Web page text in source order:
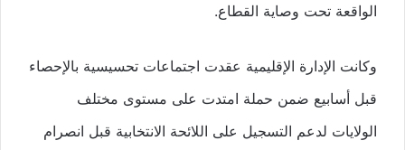
الواقعة تحت وصاية القطاع.
وكانت الإدارة الإقليمية عقدت اجتماعات تحسيسية بالإحصاء
قبل أسابيع ضمن حملة امتدت على مستوى مختلف
الولايات لدعم التسجيل على اللائحة الانتخابية قبل انصرام